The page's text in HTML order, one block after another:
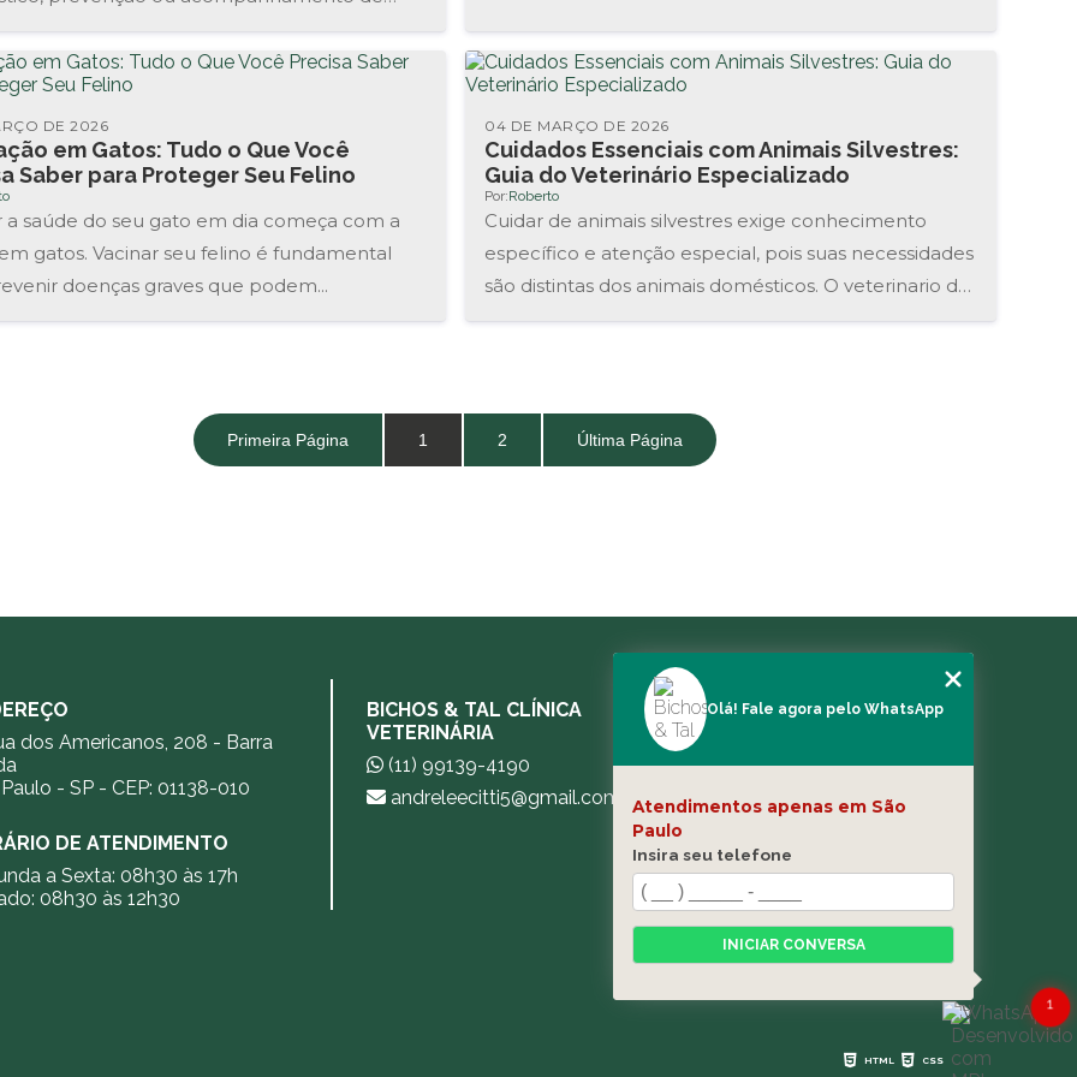
em Gatos: Tudo o Que Você
Saber para Proteger Seu Felino
DE 2026
a saúde do seu gato em dia começa com a
gatos. Vacinar seu felino é fundamental
doenças graves que podem...
Cuidados Essenciais com Animais Silvestres:
Guia do Veterinário Especializado
04 DE MARÇO DE 2026
Por:Roberto
Cuidar de animais silvestres exige conhecimento
específico e atenção especial, pois suas necessidades
são distintas dos animais domésticos. O veterinario de
Primeira Página 1 2 Última Página
dos Americanos, 208 - Barra
- SP - CEP: 01138-010
DE ATENDIMENTO
a Sexta: 08h30 às 17h
08h30 às 12h30
BICHOS & TAL CLÍNICA
VETERINÁRIA
(11) 99139-4190
andreleecitti5@gmail.com
MENU
BLOG
CATEGORIAS
MAPA DO SITE
HTML CSS
1
Olá! Fale agora pelo WhatsApp
Atendimentos apenas em São
Paulo
Insira seu telefone
INICIAR CONVERSA